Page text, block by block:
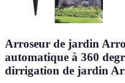
Arroseur de jardin
automatique à 360
dirrigation de jardin